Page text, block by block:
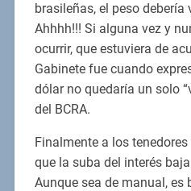
brasileñas, el peso debería
Ahhhh!!! Si alguna vez y
ocurrir, que estuviera de
Gabinete fue cuando
dólar no quedaría un solo
del BCRA.
Finalmente a los
que la suba del interés
Aunque sea de manual, es